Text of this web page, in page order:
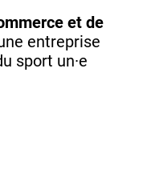
et de
entreprise
sport un·e